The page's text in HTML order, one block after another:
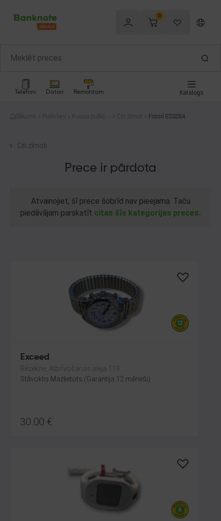
0
Telefoni Datori Remontam Katalogs
Sākums Pulksteņi
Kvarca pulkste
Citi zīmoli Fossil ES3284
Citi zīmoli
Prece ir pārdota
Atvainojiet, šī prece šobrīd nav pieejama. Taču
piedāvājam parskatīt citas šīs kategorijas preces.
Exceed
Rēzekne, Atbrīvošanas aleja 119
Stāvoklis Mazlietots (Garantija 12 mēneši)
30.00 €